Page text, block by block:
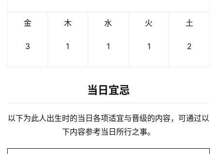
金
3
木
1
水
1
火
1
土
2
当日宜忌
以下为此人出生时的当日各项适宜与晋级的内容，可通过以
下内容参考当日所行之事。